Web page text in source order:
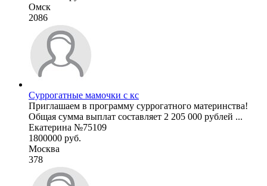
Омск
2086
Суррогатные мамочки с кс
Приглашаем в программу суррогатного материнства!
Общая сумма выплат составляет 2 205 000 рублей ...
Екатерина №75109
1800000 руб.
Москва
378